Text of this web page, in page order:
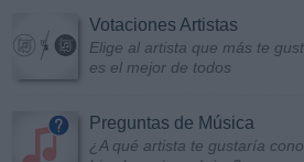
Votaciones Artistas
Elige al artista que más te
es el mejor de todos
Preguntas de Música
¿A qué artista te gustaría